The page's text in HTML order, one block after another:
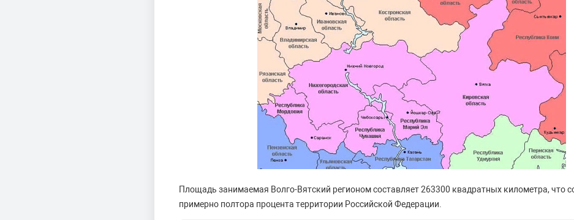
Площадь занимаемая Волго-Вятский регионом составляет 263300 квадратных километра, что
примерно полтора процента территории Российской Федерации.